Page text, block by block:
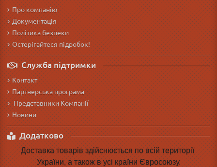
Про компанію
Документація
Політика безпеки
Остерігайтеся підробок!
Служба підтримки
Контакт
Партнерська програма
Представники Компанії
Новини
Додатково
Доставка товарів здійснюється по всій території
України, а також в усі країни Євросоюзу.